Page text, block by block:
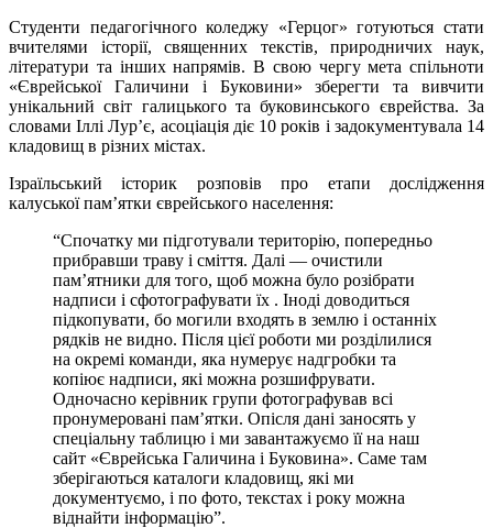
Студенти педагогічного коледжу «Герцог» готуються стати
вчителями історії, священних текстів, природничих наук,
літератури та інших напрямів. В свою чергу мета спільноти
«Єврейської Галичини і Буковини» зберегти та вивчити
унікальний світ галицького та буковинського єврейства. За
словами Іллі Лур’є, асоціація діє 10 років і задокументувала 14
кладовищ в різних містах.
Ізраїльський історик розповів про етапи дослідження
калуської пам’ятки єврейського населення:
“Спочатку ми підготували територію, попередньо
прибравши траву і сміття. Далі — очистили
пам’ятники для того, щоб можна було розібрати
надписи і сфотографувати їх . Іноді доводиться
підкопувати, бо могили входять в землю і останніх
рядків не видно. Після цієї роботи ми розділилися
на окремі команди, яка нумерує надгробки та
копіює надписи, які можна розшифрувати.
Одночасно керівник групи фотографував всі
пронумеровані пам’ятки. Опісля дані заносять у
спеціальну таблицю і ми завантажуємо її на наш
сайт «Єврейська Галичина і Буковина». Саме там
зберігаються каталоги кладовищ, які ми
документуємо, і по фото, текстах і року можна
віднайти інформацію”.